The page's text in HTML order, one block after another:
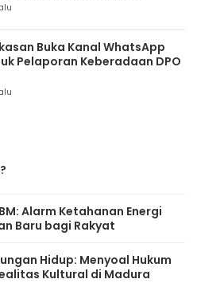
Buka Kanal WhatsApp
Pelaporan Keberadaan DPO
Alarm Ketahanan Energi
Baru bagi Rakyat
Hidup: Menyoal Hukum
Kultural di Madura